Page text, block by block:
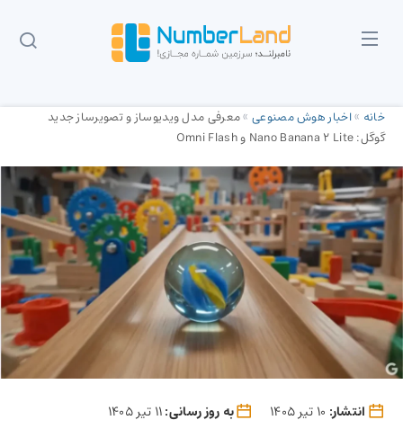
خانه »اخبار هوش مصنوعی»معرفی مدل ویدیوساز و تصویرساز جدید
گوگل: Nano Banana 2 Lite و Omni Flash
انتشار: به روز رسانی: